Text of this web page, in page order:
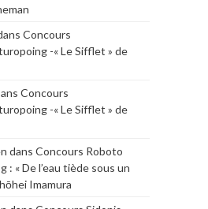
Concours
-« Le Sifflet » de
Concours
-« Le Sifflet » de
dans Concours Roboto
: « De l’eau tiède sous un
Imamura